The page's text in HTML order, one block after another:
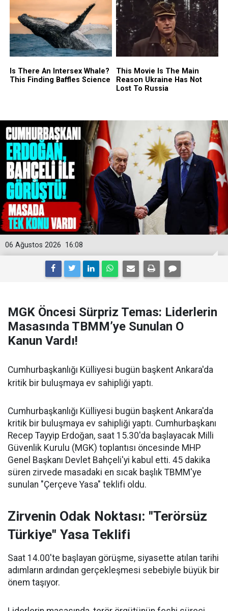
16:08
06 Ağustos 2026
MGK Öncesi Sürpriz Temas: Liderlerin
Masasında TBMM’ye Sunulan O
Kanun Vardı!
Cumhurbaşkanlığı Külliyesi bugün başkent Ankara'da
kritik bir buluşmaya ev sahipliği yaptı.
Cumhurbaşkanlığı Külliyesi bugün başkent Ankara'da
kritik bir buluşmaya ev sahipliği yaptı. Cumhurbaşkanı
Recep Tayyip Erdoğan, saat 15.30'da başlayacak Milli
Güvenlik Kurulu (MGK) toplantısı öncesinde MHP
Genel Başkanı Devlet Bahçeli'yi kabul etti. 45 dakika
süren zirvede masadaki en sıcak başlık TBMM'ye
sunulan "Çerçeve Yasa" teklifi oldu.
Zirvenin Odak Noktası: "Terörsüz
Türkiye" Yasa Teklifi
Saat 14.00'te başlayan görüşme, siyasette atılan tarihi
adımların ardından gerçekleşmesi sebebiyle büyük bir
önem taşıyor.